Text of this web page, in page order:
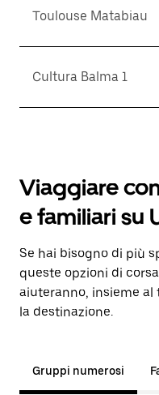
Toulouse Matabiau
Cultura Balma 1
Viaggiare
e familiari su
Se hai bisogno di più
queste opzioni di
aiuteranno, insieme
la destinazione.
Gruppi numerosi